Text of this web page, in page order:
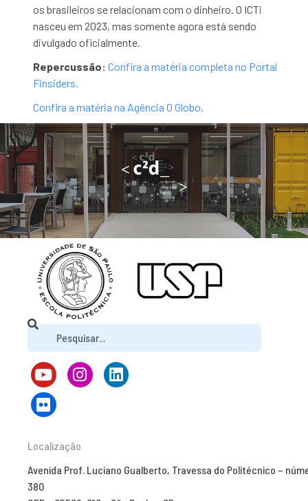
os brasileiros se relacionam com o dinheiro. O ICTi
nasceu em 2023, mas somente agora está sendo
divulgado oficialmente.
Repercussão: Confira a matéria completa no Portal
Finsiders.
Confira a matéria na Agência O Globo.
Localização
Avenida Prof. Luciano Gualberto, Travessa do Politécnico –
380